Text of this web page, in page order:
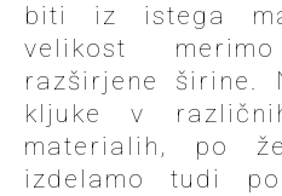
biti iz istega
velikost
razširjene širine.
kljuke v
materialih, po
izdelamo tudi